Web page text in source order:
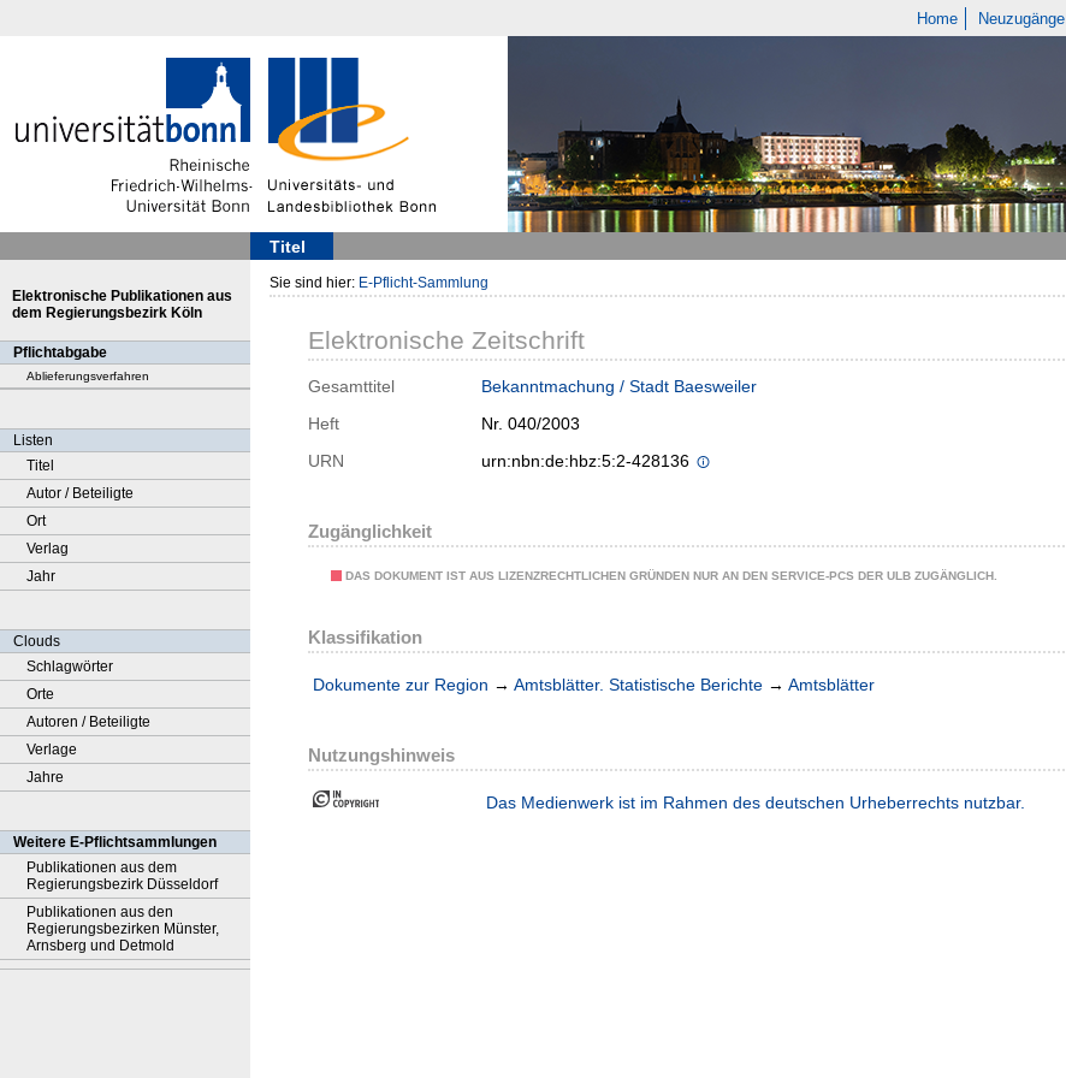
Home Neuzugänge
Titel
Elektronische Publikationen aus
dem Regierungsbezirk Köln
Pflichtabgabe
Ablieferungsverfahren
Listen
Titel
Autor / Beteiligte
Ort
Verlag
Jahr
Clouds
Schlagwörter
Orte
Autoren / Beteiligte
Verlage
Jahre
Weitere E-Pflichtsammlungen
Publikationen aus dem
Regierungsbezirk Düsseldorf
Publikationen aus den
Regierungsbezirken Münster,
Arnsberg und Detmold
Sie sind hier: E-Pflicht-Sammlung
Elektronische Zeitschrift
Gesamttitel
Bekanntmachung / Stadt Baesweiler
Heft
Nr. 040/2003
URN
urn:nbn:de:hbz:5:2-428136
Zugänglichkeit
DAS DOKUMENT IST AUS LIZENZRECHTLICHEN GRÜNDEN NUR AN DEN SERVICE-PCS DER ULB ZUGÄNGLICH.
Klassifikation
Dokumente zur Region → Amtsblätter. Statistische Berichte → Amtsblätter
Nutzungshinweis
Das Medienwerk ist im Rahmen des deutschen Urheberrechts nutzbar.